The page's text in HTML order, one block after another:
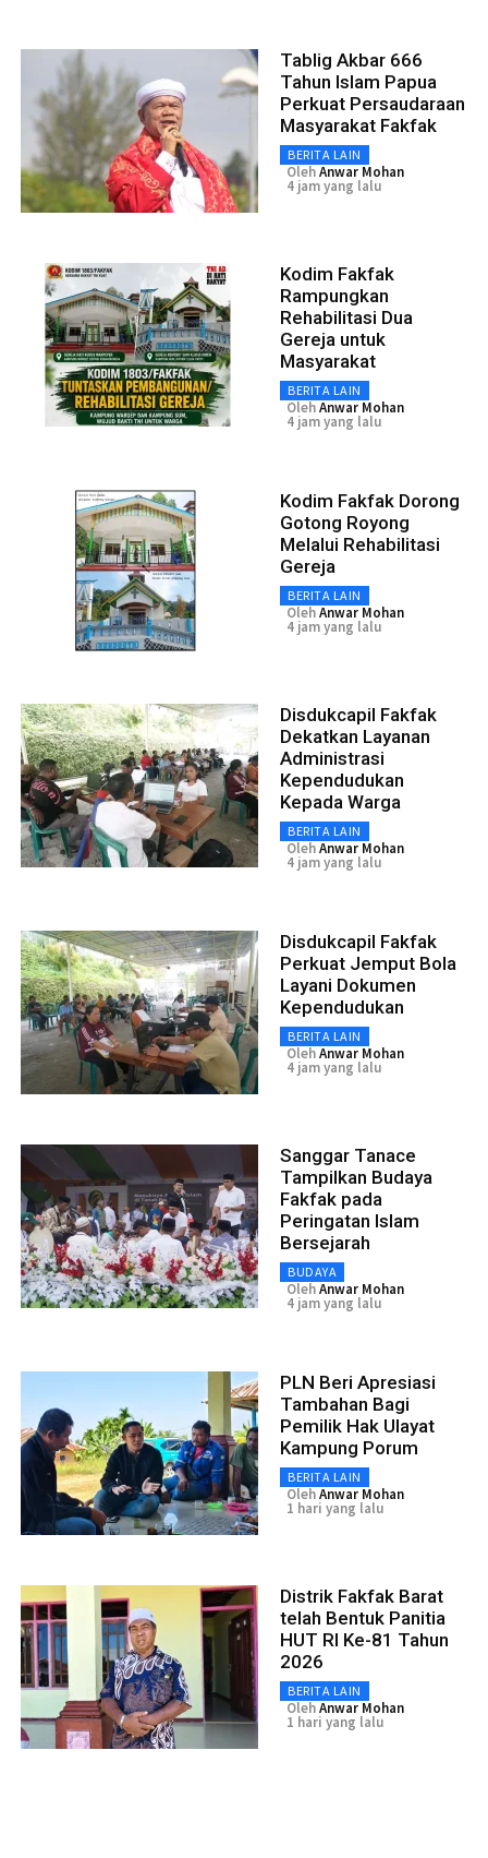
Tablig Akbar 666
Tahun Islam Papua
Perkuat Persaudaraan
Masyarakat Fakfak
BERITA LAIN
OlehAnwar Mohan
4 jam yang lalu
Kodim Fakfak
Rampungkan
Rehabilitasi Dua
Gereja untuk
Masyarakat
BERITA LAIN
OlehAnwar Mohan
4 jam yang lalu
Kodim Fakfak Dorong
Gotong Royong
Melalui Rehabilitasi
Gereja
BERITA LAIN
OlehAnwar Mohan
4 jam yang lalu
Disdukcapil Fakfak
Dekatkan Layanan
Administrasi
Kependudukan
Kepada Warga
BERITA LAIN
OlehAnwar Mohan
4 jam yang lalu
Disdukcapil Fakfak
Perkuat Jemput Bola
Layani Dokumen
Kependudukan
BERITA LAIN
OlehAnwar Mohan
4 jam yang lalu
Sanggar Tanace
Tampilkan Budaya
Fakfak pada
Peringatan Islam
Bersejarah
BUDAYA
OlehAnwar Mohan
4 jam yang lalu
PLN Beri Apresiasi
Tambahan Bagi
Pemilik Hak Ulayat
Kampung Porum
BERITA LAIN
OlehAnwar Mohan
1 hari yang lalu
Distrik Fakfak Barat
telah Bentuk Panitia
HUT RI Ke-81 Tahun
2026
BERITA LAIN
OlehAnwar Mohan
1 hari yang lalu